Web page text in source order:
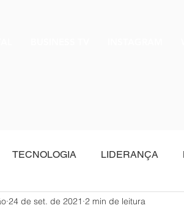
TECNOLOGIA LIDERANÇA
Sistemas Oracle
24 de set. de 2021 2 min de leitura